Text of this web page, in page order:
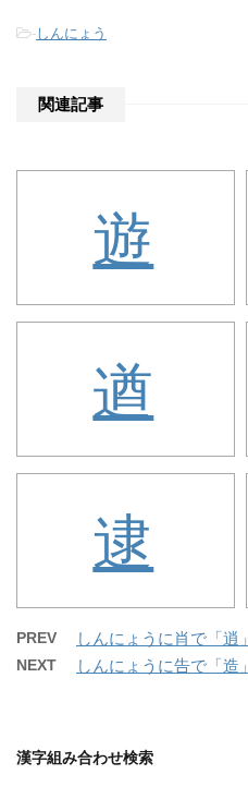
-しんにょう
関連記事
遊
遒
逮
PREV しんにょうに肖で「逍」
NEXT しんにょうに告で「造」
漢字組み合わせ検索